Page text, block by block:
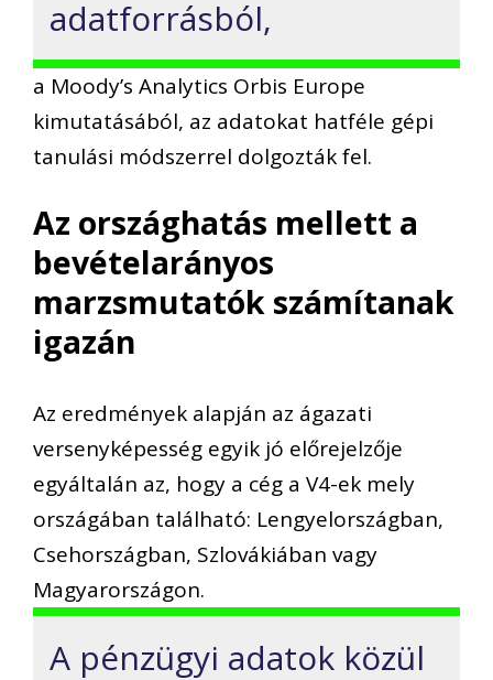
adatforrásból,
a Moody’s Analytics Orbis Europe
kimutatásából, az adatokat hatféle gépi
tanulási módszerrel dolgozták fel.
Az országhatás mellett a
bevételarányos
marzsmutatók számítanak
igazán
Az eredmények alapján az ágazati
versenyképesség egyik jó előrejelzője
egyáltalán az, hogy a cég a V4-ek mely
országában található: Lengyelországban,
Csehországban, Szlovákiában vagy
Magyarországon.
A pénzügyi adatok közül